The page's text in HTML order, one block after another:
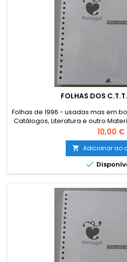
FOLHAS DOS
Folhas de 1996 - usadas mas em
Catálogos, Literatura e outro
(Açores e Madeira) e para o
encomendado por email para
The sending of catalogues,
material to foreign must be
through
Preço
10,00 €
 Adicionar ao
